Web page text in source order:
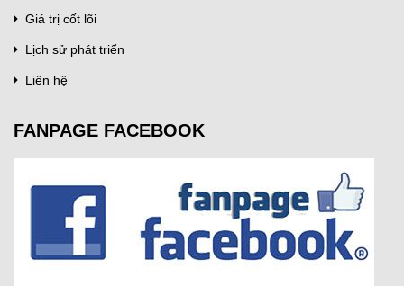
Giá trị cốt lõi
Lịch sử phát triển
Liên hệ
FANPAGE FACEBOOK